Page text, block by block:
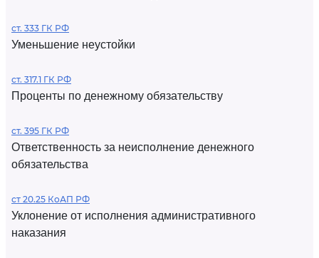
ст. 333 ГК РФ
Уменьшение неустойки
ст. 317.1 ГК РФ
Проценты по денежному обязательству
ст. 395 ГК РФ
Ответственность за неисполнение денежного
обязательства
ст 20.25 КоАП РФ
Уклонение от исполнения административного
наказания